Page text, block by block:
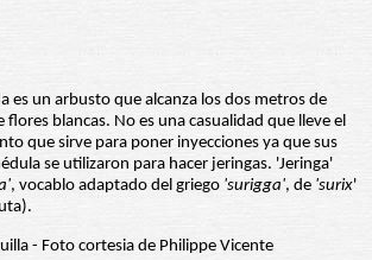
es un arbusto que alcanza los dos metros de
flores blancas. No es una casualidad que lleve el
que sirve para poner inyecciones ya que sus
se utilizaron para hacer jeringas. 'Jeringa'
, vocablo adaptado del griego 'surigga', de 'surix'